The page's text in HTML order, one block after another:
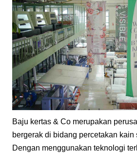
Baju kertas & Co merupakan
bergerak di bidang percetakan kain
Dengan menggunakan teknologi